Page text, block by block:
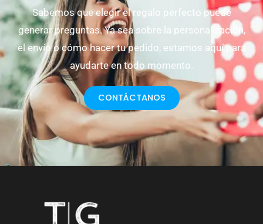
Sabemos que elegir el regalo perfecto puede
generar preguntas. Ya sea sobre la personalización,
el envío o cómo hacer tu pedido, estamos aquí para
ayudarte en todo momento.
CONTÁCTANOS